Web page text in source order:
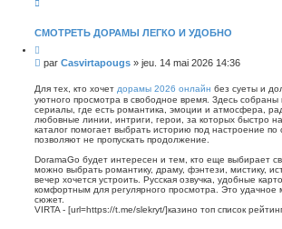
c
é
t
t
e
C
a
s
v
i
r
a
p
o
u
g
s
СМОТРЕТЬ ДОРАМЫ ЛЕГКО И УДОБНО
i
t
r
M
s
s
a
g
e
o
n
l
u
par Casvirtapougs » jeu. 14 mai 2026 14:36
Для тех, кто хочет дорамы 2026 онлайн без суеты и
уютного просмотра в свободное время. Здесь собраны
сериалы, где есть романтика, эмоции и атмосфера,
любовные линии, интриги, герои, за которых быстро
каталог помогает выбрать историю под настроение
позволяют не пропускать продолжение.
DoramaGo будет интересен и тем, кто еще выбирает
можно выбрать романтику, драму, фэнтези, мистику,
вечер хочется устроить. Русская озвучка, удобные
комфортным для регулярного просмотра. Это удачное
сюжет.
VIRTA - [url=https://t.me/slekryt/]казино топ список